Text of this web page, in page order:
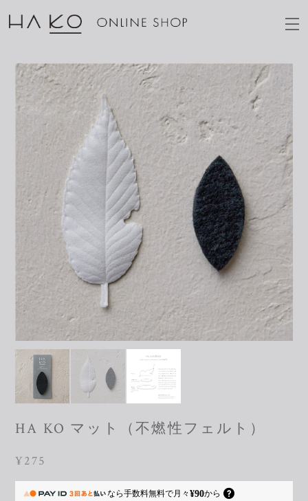
HA KO マット（不燃性フェルト）
¥275
なら手数料無料で月々¥90から